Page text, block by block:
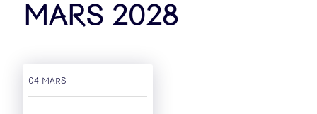
mars 2028
04 mars